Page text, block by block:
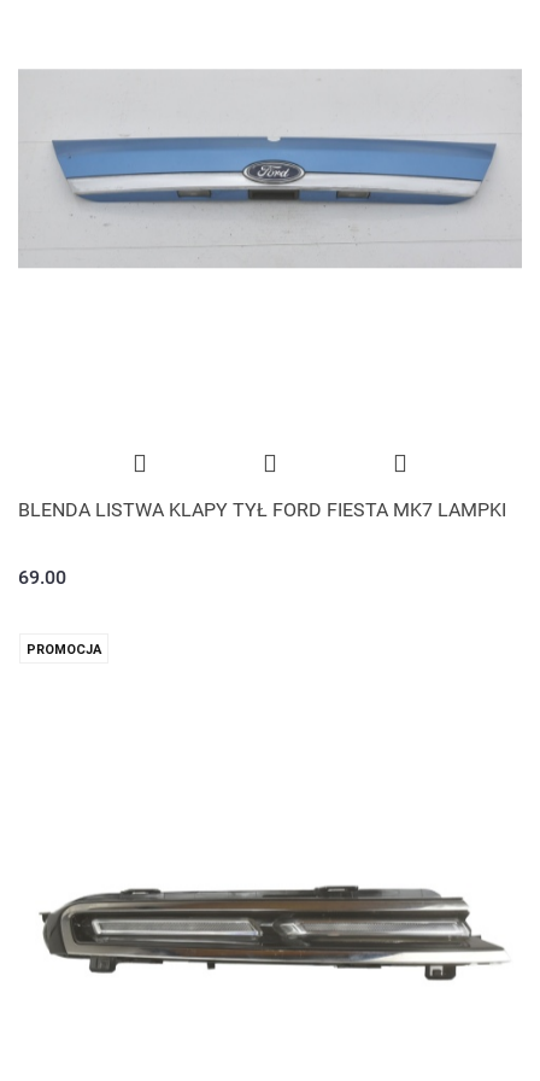
BLENDA LISTWA KLAPY TYŁ FORD FIESTA MK7 LAMPKI
69.00
PROMOCJA